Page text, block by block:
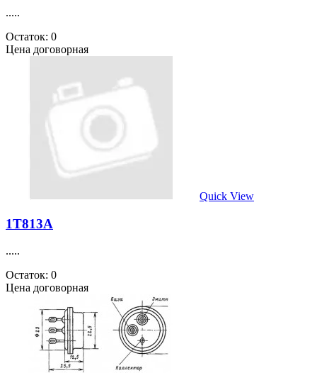
.....
Остаток: 0
Цена договорная
Quick View
1Т813А
.....
Остаток: 0
Цена договорная